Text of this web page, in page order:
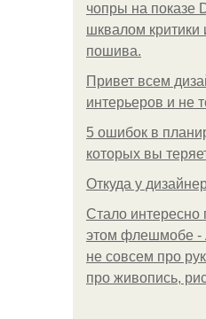
чопры на показе
шквалом критики
пошива.
Привет всем
интерьеров и не
5 ошибок в
которых вы
Откуда у
Стало интересно
этом флешмобе -
не совсем про
про живопись,